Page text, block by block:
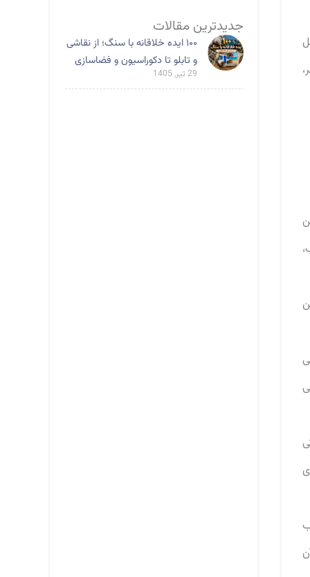
جدیدترین مقالات
۱۰۰ ایده خلاقانه با سنگ؛ از نقاشی
و تابلو تا دکوراسیون و فضاسازی
29 تیر, 1405